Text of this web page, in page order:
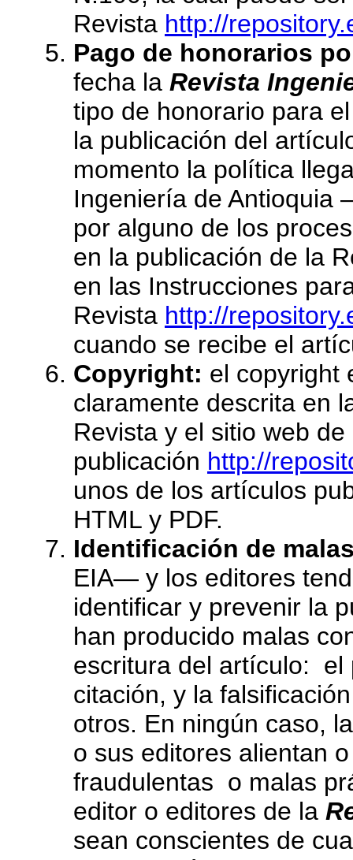
Revista http://
Pago de honorarios
fecha la Revista
tipo de honorario para
la publicación del
momento la política
Ingeniería de
por alguno de los
en la publicación de la
en las Instrucciones
Revista http://
cuando se recibe el
Copyright: el copyright
claramente descrita en
Revista y el sitio web de
publicación http://
unos de los artículos
HTML y PDF.
Identificación de
EIA— y los editores
identificar y prevenir la
han producido malas
escritura del artículo: el
citación, y la
otros. En ningún caso,
o sus editores alientan
fraudulentas o malas
editor o editores de la
sean conscientes de